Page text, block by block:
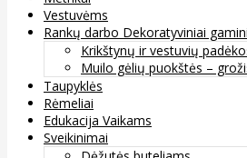
Vestuvėms
Rankų darbo Dekoratyviniai
Krikštynų ir vestuvių
Muilo gėlių puokštės –
Taupyklės
Rėmeliai
Edukacija Vaikams
Sveikinimai